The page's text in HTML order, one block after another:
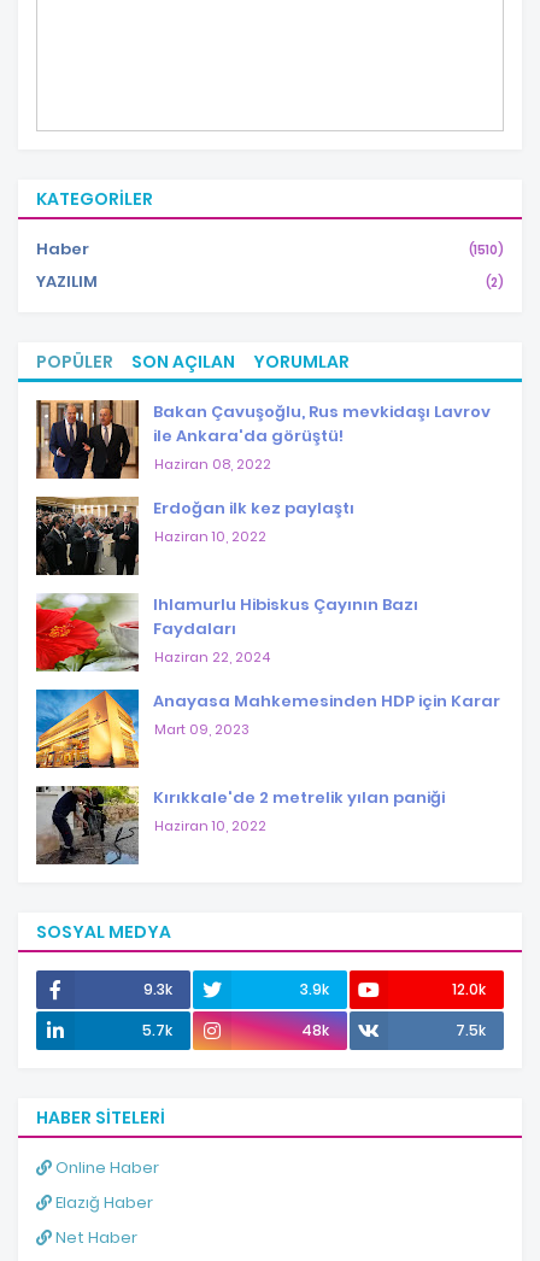
KATEGORILER
Haber (1510)
YAZILIM (2)
POPÜLER SON AÇILAN YORUMLAR
Bakan Çavuşoğlu, Rus mevkidaşı Lavrov
ile Ankara'da görüştü!
Haziran 08, 2022
Erdoğan ilk kez paylaştı
Haziran 10, 2022
Ihlamurlu Hibiskus Çayının Bazı
Faydaları
Haziran 22, 2024
Anayasa Mahkemesinden HDP için Karar
Mart 09, 2023
Kırıkkale'de 2 metrelik yılan paniği
Haziran 10, 2022
SOSYAL MEDYA
9.3k 3.9k
12.0k
5.7k
48k 7.5k
HABER SITELERI
Online Haber
Elazığ Haber
Net Haber